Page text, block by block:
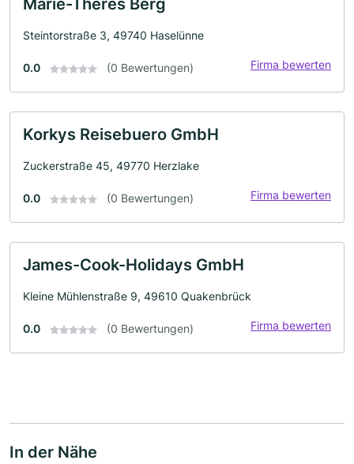
Marie-Theres Berg
Steintorstraße 3, 49740 Haselünne
0.0 (0 Bewertungen) Firma bewerten
Korkys Reisebuero GmbH
Zuckerstraße 45, 49770 Herzlake
0.0 (0 Bewertungen) Firma bewerten
James-Cook-Holidays GmbH
Kleine Mühlenstraße 9, 49610 Quakenbrück
0.0 (0 Bewertungen) Firma bewerten
In der Nähe